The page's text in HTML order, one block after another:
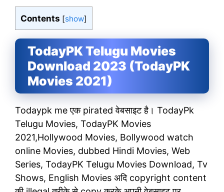
Contents [show]
TodayPK Telugu Movies
Download 2023 (TodayPK
Movies 2021)
Todaypk me एक pirated वेबसाइट है। TodayPk
Telugu Movies, TodayPK Movies
2021,Hollywood Movies, Bollywood watch
online Movies, dubbed Hindi Movies, Web
Series, TodayPK Telugu Movies Download, Tv
Shows, English Movies अदि copyright content